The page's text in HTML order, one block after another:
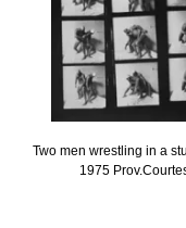
Two men wrestling in a
1975